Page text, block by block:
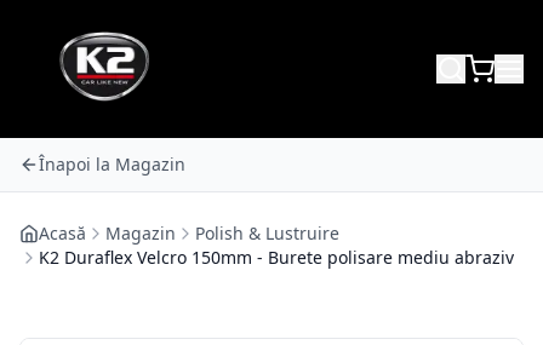
Înapoi la Magazin
Acasă Magazin
Polish & Lustruire
K2 Duraflex Velcro 150mm - Burete polisare mediu abraziv